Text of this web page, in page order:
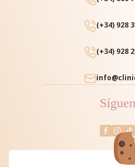
(+34) 928
(+34) 928